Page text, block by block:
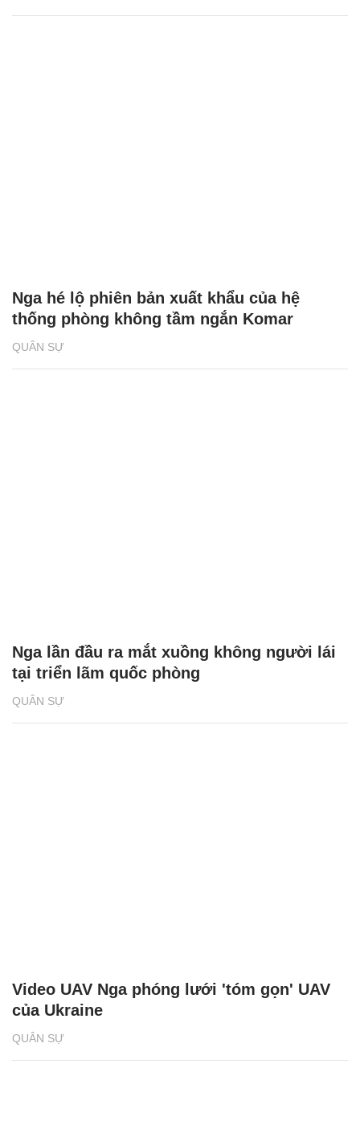
QUÂN SỰ
Nga hé lộ phiên bản xuất khẩu của hệ
thống phòng không tầm ngắn Komar
QUÂN SỰ
Nga lần đầu ra mắt xuồng không người lái
tại triển lãm quốc phòng
QUÂN SỰ
Video UAV Nga phóng lưới 'tóm gọn' UAV
của Ukraine